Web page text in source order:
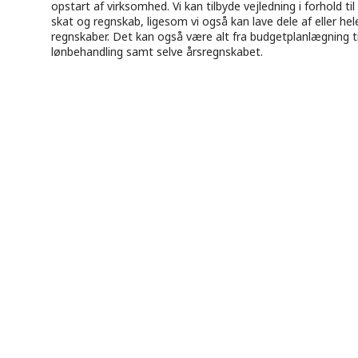
opstart af virksomhed. Vi kan tilbyde vejledning i forhold til
skat og regnskab, ligesom vi også kan lave dele af eller
regnskaber. Det kan også være ​alt fra budgetplanlægning
​lønbehandling samt selve årsregnskabet.